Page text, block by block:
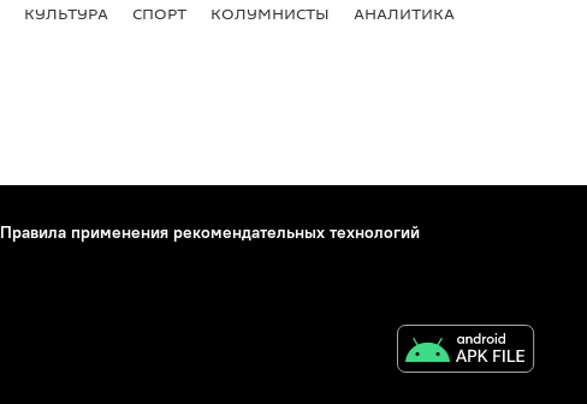
КУЛЬТУРА СПОРТ КОЛУМНИСТЫ АНАЛИТИКА
Правила применения рекомендательных технологий